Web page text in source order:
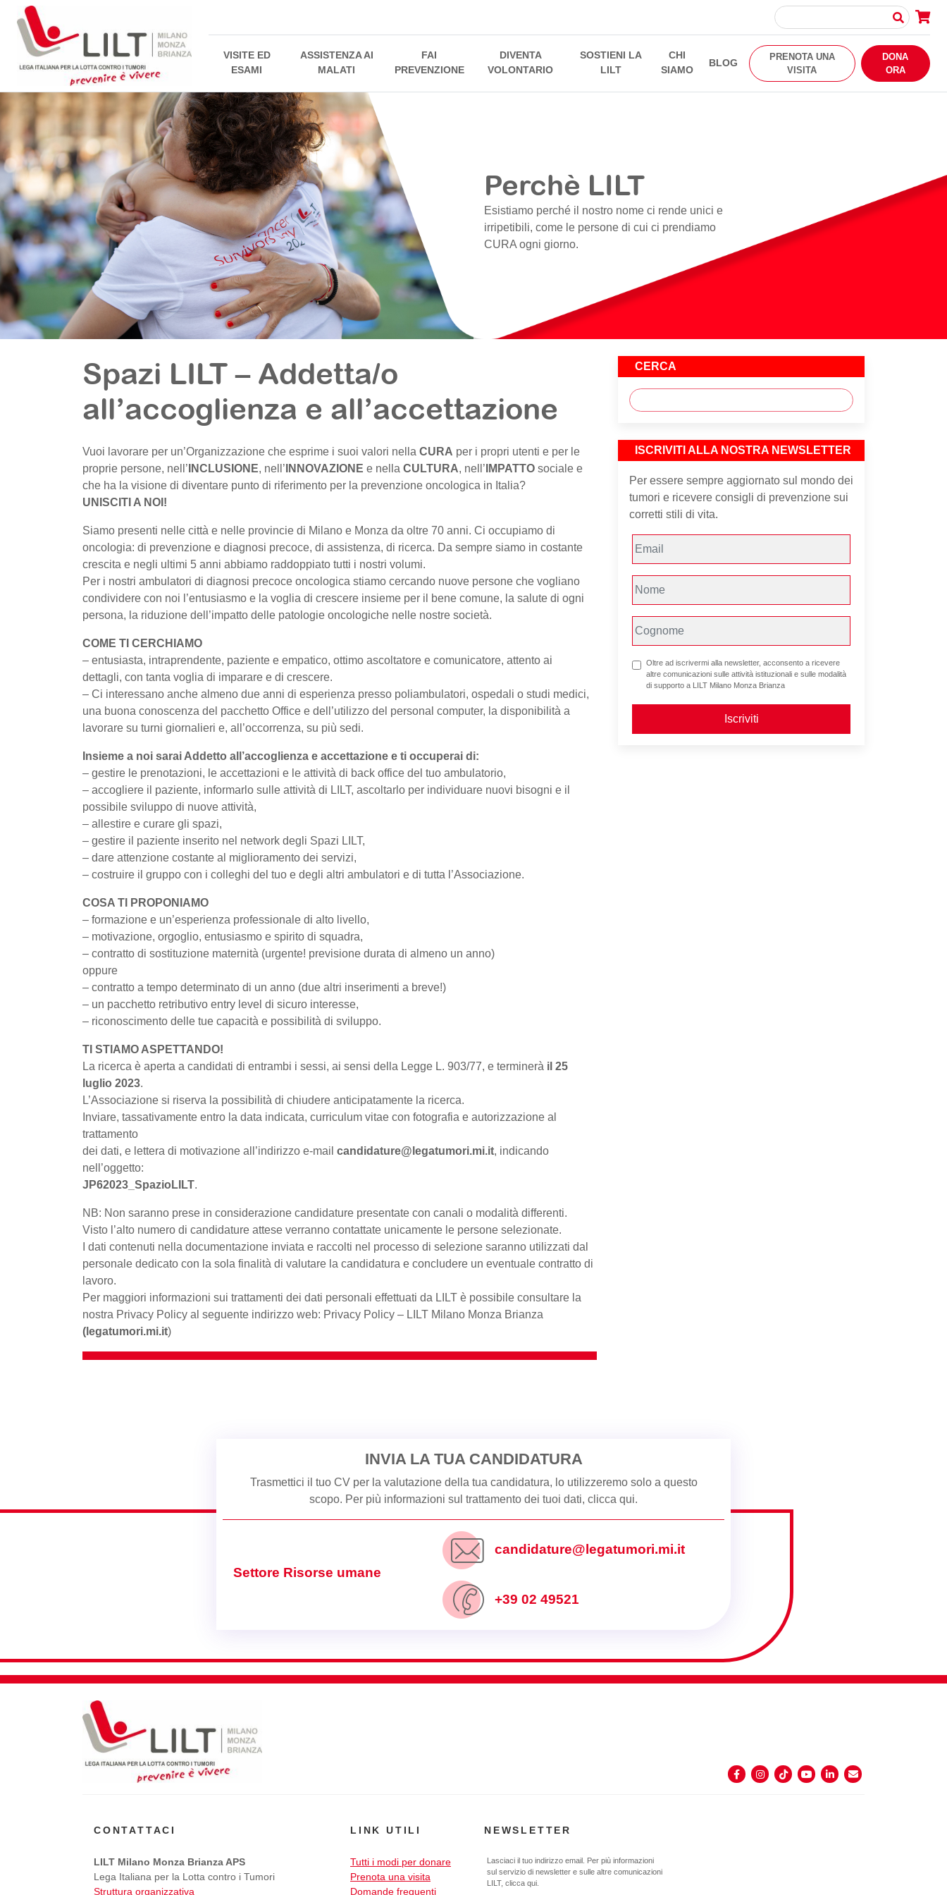
VISITE ED
ESAMI
ASSISTENZA AI
MALATI
FAI
PREVENZIONE
DIVENTA
VOLONTARIO
SOSTIENI LA
LILT
CHI
SIAMO
BLOG
PRENOTA UNA
VISITA
DONA
ORA
Perchè LILT
Esistiamo perché il nostro nome ci rende unici e
irripetibili, come le persone di cui ci prendiamo
CURA ogni giorno.
Spazi LILT – Addetta/o
all’accoglienza e all’accettazione
Vuoi lavorare per un’Organizzazione che esprime i suoi valori nella CURA per i propri utenti e per le
proprie persone, nell’ INCLUSIONE, nell’ INNOVAZIONE e nella CULTURA, nell’ IMPATTO sociale e
che ha la visione di diventare punto di riferimento per la prevenzione oncologica in Italia?
UNISCITI A NOI!
Siamo presenti nelle città e nelle provincie di Milano e Monza da oltre 70 anni. Ci occupiamo di
oncologia: di prevenzione e diagnosi precoce, di assistenza, di ricerca. Da sempre siamo in costante
crescita e negli ultimi 5 anni abbiamo raddoppiato tutti i nostri volumi.
Per i nostri ambulatori di diagnosi precoce oncologica stiamo cercando nuove persone che vogliano
condividere con noi l’entusiasmo e la voglia di crescere insieme per il bene comune, la salute di ogni
persona, la riduzione dell’impatto delle patologie oncologiche nelle nostre società.
COME TI CERCHIAMO
– entusiasta, intraprendente, paziente e empatico, ottimo ascoltatore e comunicatore, attento ai
dettagli, con tanta voglia di imparare e di crescere.
– Ci interessano anche almeno due anni di esperienza presso poliambulatori, ospedali o studi medici,
una buona conoscenza del pacchetto Office e dell’utilizzo del personal computer, la disponibilità a
lavorare su turni giornalieri e, all’occorrenza, su più sedi.
Insieme a noi sarai Addetto all’accoglienza e accettazione e ti occuperai di:
– gestire le prenotazioni, le accettazioni e le attività di back office del tuo ambulatorio,
– accogliere il paziente, informarlo sulle attività di LILT, ascoltarlo per individuare nuovi bisogni e il
possibile sviluppo di nuove attività,
– allestire e curare gli spazi,
– gestire il paziente inserito nel network degli Spazi LILT,
– dare attenzione costante al miglioramento dei servizi,
– costruire il gruppo con i colleghi del tuo e degli altri ambulatori e di tutta l’Associazione.
COSA TI PROPONIAMO
– formazione e un’esperienza professionale di alto livello,
– motivazione, orgoglio, entusiasmo e spirito di squadra,
– contratto di sostituzione maternità (urgente! previsione durata di almeno un anno)
oppure
– contratto a tempo determinato di un anno (due altri inserimenti a breve!)
– un pacchetto retributivo entry level di sicuro interesse,
– riconoscimento delle tue capacità e possibilità di sviluppo.
TI STIAMO ASPETTANDO!
La ricerca è aperta a candidati di entrambi i sessi, ai sensi della Legge L. 903/77, e terminerà il 25
luglio 2023.
L’Associazione si riserva la possibilità di chiudere anticipatamente la ricerca.
Inviare, tassativamente entro la data indicata, curriculum vitae con fotografia e autorizzazione al
trattamento
dei dati, e lettera di motivazione all’indirizzo e-mail candidature@legatumori.mi.it, indicando
nell’oggetto:
JP62023_SpazioLILT.
NB: Non saranno prese in considerazione candidature presentate con canali o modalità differenti.
Visto l’alto numero di candidature attese verranno contattate unicamente le persone selezionate.
I dati contenuti nella documentazione inviata e raccolti nel processo di selezione saranno utilizzati dal
personale dedicato con la sola finalità di valutare la candidatura e concludere un eventuale contratto di
lavoro.
Per maggiori informazioni sui trattamenti dei dati personali effettuati da LILT è possibile consultare la
nostra Privacy Policy al seguente indirizzo web: Privacy Policy – LILT Milano Monza Brianza
( legatumori.mi.it)
CERCA
ISCRIVITI ALLA NOSTRA NEWSLETTER
Per essere sempre aggiornato sul mondo dei
tumori e ricevere consigli di prevenzione sui
corretti stili di vita.
Oltre ad iscrivermi alla newsletter, acconsento a ricevere
altre comunicazioni sulle attività istituzionali e sulle modalità
di supporto a LILT Milano Monza Brianza
Iscriviti
INVIA LA TUA CANDIDATURA
Trasmettici il tuo CV per la valutazione della tua candidatura, lo utilizzeremo solo a questo
scopo. Per più informazioni sul trattamento dei tuoi dati, clicca qui.
Settore Risorse umane
candidature@legatumori.mi.it
+39 02 49521
CONTATTACI
LILT Milano Monza Brianza APS
Lega Italiana per la Lotta contro i Tumori
Struttura organizzativa
LINK UTILI
Tutti i modi per donare
Prenota una visita
Domande frequenti
NEWSLETTER
Lasciaci il tuo indirizzo email. Per più informazioni
sul servizio di newsletter e sulle altre comunicazioni
LILT, clicca qui